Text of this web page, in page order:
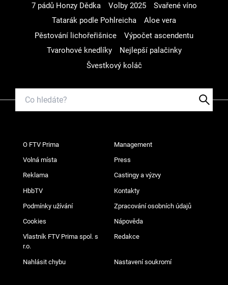
7 pádů Honzy Dědka
Volby 2025
Svařené víno
Tatarák podle Pohlreicha
Aloe vera
Pěstování lichořeřišnice
Výpočet ascendentu
Tvarohové knedlíky
Nejlepší palačinky
Švestkový koláč
O FTV Prima Management
Volná místa Press
Reklama Castingy a výzvy
HbbTV Kontakty
Podmínky užívání Zpracování osobních údajů
Cookies Nápověda
Vlastník FTV Prima spol. s
r.o.
Redakce
Nahlásit chybu Nastavení soukromí